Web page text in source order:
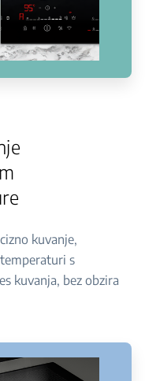
kuvanje,
s
kuvanja, bez obzira